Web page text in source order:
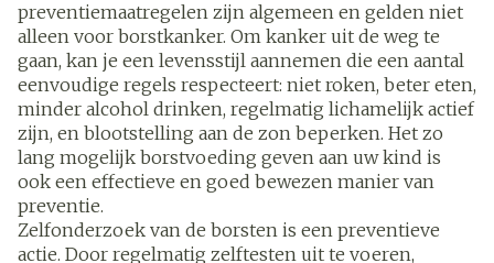
preventiemaatregelen zijn algemeen en gelden niet
alleen voor borstkanker. Om kanker uit de weg te
gaan, kan je een levensstijl aannemen die een aantal
eenvoudige regels respecteert: niet roken, beter eten,
minder alcohol drinken, regelmatig lichamelijk actief
zijn, en blootstelling aan de zon beperken. Het zo
lang mogelijk borstvoeding geven aan uw kind is
ook een effectieve en goed bewezen manier van
preventie.
Zelfonderzoek van de borsten is een preventieve
actie. Door regelmatig zelftesten uit te voeren,